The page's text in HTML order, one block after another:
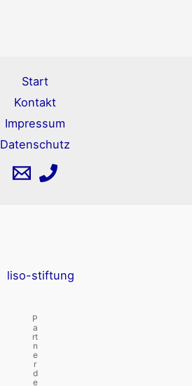
Start
Kontakt
Impressum
Datenschutz
P
a
rt
n
e
r
d
e